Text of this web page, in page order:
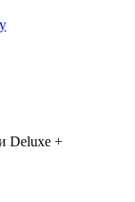
Deluxe +